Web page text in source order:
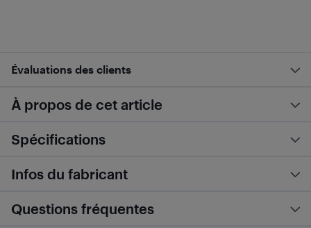
Évaluations des clients
À propos de cet article
Spécifications
Infos du fabricant
Questions fréquentes